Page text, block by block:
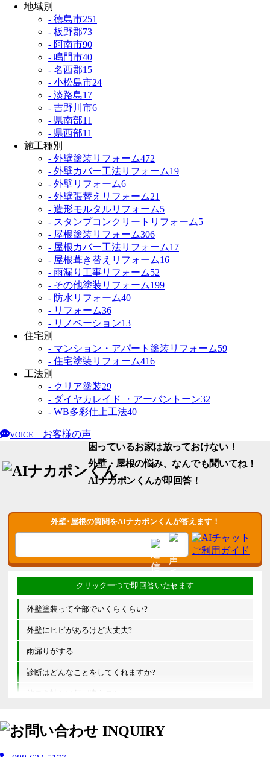
地域別
- 徳島市251
- 板野郡73
- 阿南市90
- 鳴門市40
- 名西郡15
- 小松島市24
- 淡路島17
- 吉野川市6
- 県南部11
- 県西部11
施工種別
- 外壁塗装リフォーム472
- 外壁カバー工法リフォーム19
- 外壁リフォーム6
- 外壁張替えリフォーム21
- 造形モルタルリフォーム5
- スタンプコンクリートリフォーム5
- 屋根塗装リフォーム306
- 屋根カバー工法リフォーム17
- 屋根葺き替えリフォーム16
- 雨漏り工事リフォーム52
- その他塗装リフォーム199
- 防水リフォーム40
- リフォーム36
- リノベーション13
住宅別
- マンション・アパート塗装リフォーム59
- 住宅塗装リフォーム416
工法別
- クリア塗装29
- ダイヤカレイド ・アーバントーン32
- WB多彩仕上工法40
VOICE
お客様の声
困っているお家は放っておけない！
外壁・屋根の悩み、なんでも聞いてね！
AIナカポンくんが即回答！
外壁･屋根の質問をAIナカポンくんが答えます！
外壁塗装って全部でいくらくらい?
外壁にヒビがあるけど大丈夫?
雨漏りがする
診断はどんなことをしてくれますか?
他の会社とは何が違うの?